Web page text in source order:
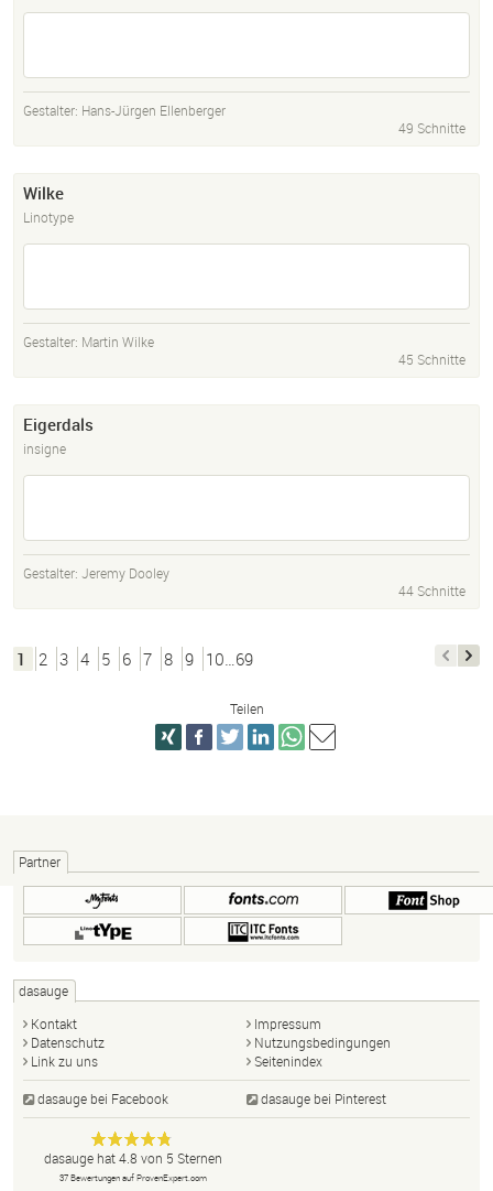
Gestalter: Hans-Jürgen Ellenberger
49 Schnitte
Wilke
Linotype
Gestalter: Martin Wilke
45 Schnitte
Eigerdals
insigne
Gestalter: Jeremy Dooley
44 Schnitte
1 2 3 4 5 6 7 8 9 10…69
Teilen
Partner
dasauge
Kontakt
Impressum
Datenschutz
Nutzungsbedingungen
Link zu uns
Seitenindex
dasauge bei Facebook dasauge bei Pinterest
dasauge
Designer,
Fotografen,
Anonym
dasaugehat4.8 von 5 Sternen
37Bewertungen auf ProvenExpert.com